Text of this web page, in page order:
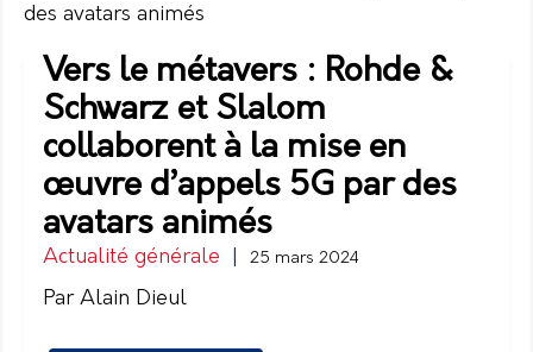
Vers le métavers : Rohde &
Schwarz et Slalom
collaborent à la mise en
œuvre d’appels 5G par des
avatars animés
Actualité générale 25 mars 2024
Par Alain Dieul